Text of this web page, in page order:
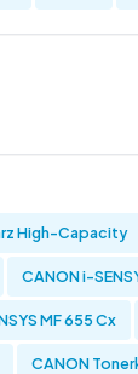
High-Capacity
CANON i-
MF 655 Cx
CANON